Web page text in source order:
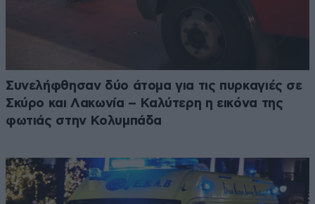
Συνελήφθησαν δύο άτομα για τις πυρκαγιές σε
Σκύρο και Λακωνία – Καλύτερη η εικόνα της
φωτιάς στην Κολυμπάδα